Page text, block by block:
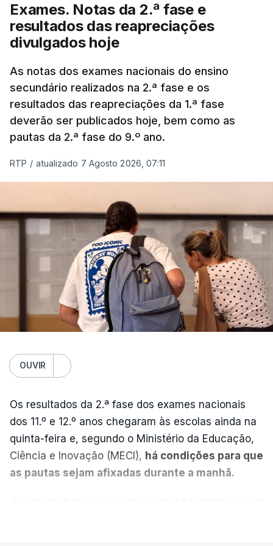
Exames. Notas da 2.ª fase e
resultados das reapreciações
divulgados hoje
As notas dos exames nacionais do ensino
secundário realizados na 2.ª fase e os
resultados das reapreciações da 1.ª fase
deverão ser publicados hoje, bem como as
pautas da 2.ª fase do 9.º ano.
RTP / atualizado 7 Agosto 2026, 07:11
OUVIR
Os resultados da 2.ª fase dos exames nacionais
dos 11.º e 12.º anos chegaram às escolas ainda na
quinta-feira e, segundo o Ministério da Educação,
Ciência e Inovação (MECI), há condições para que
as pautas sejam afixadas durante a manhã.